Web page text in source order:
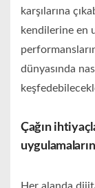
karşılarına
kendilerine en
dünyasında
Çağın